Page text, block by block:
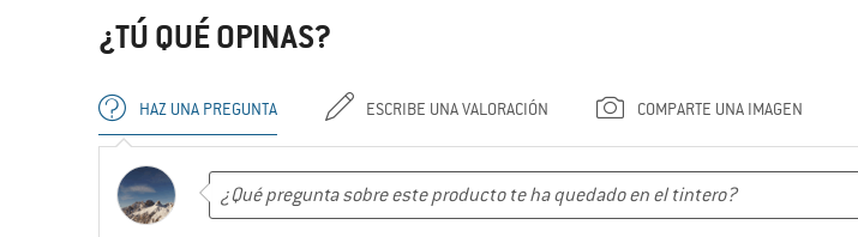
¿TÚ QUÉ OPINAS?
HAZ UNA PREGUNTA ESCRIBE UNA VALORACIÓN COMPARTE UNA IMAGEN